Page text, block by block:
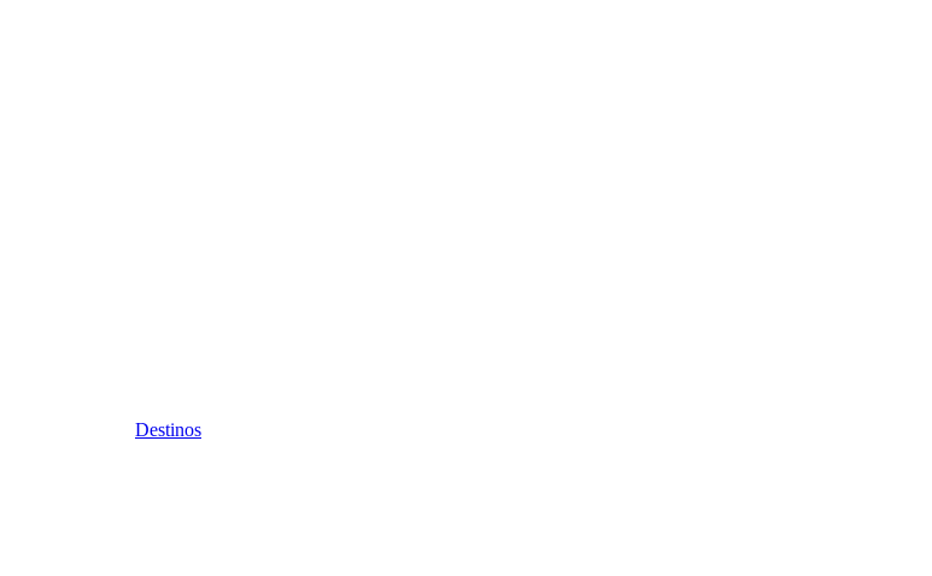
Destinos